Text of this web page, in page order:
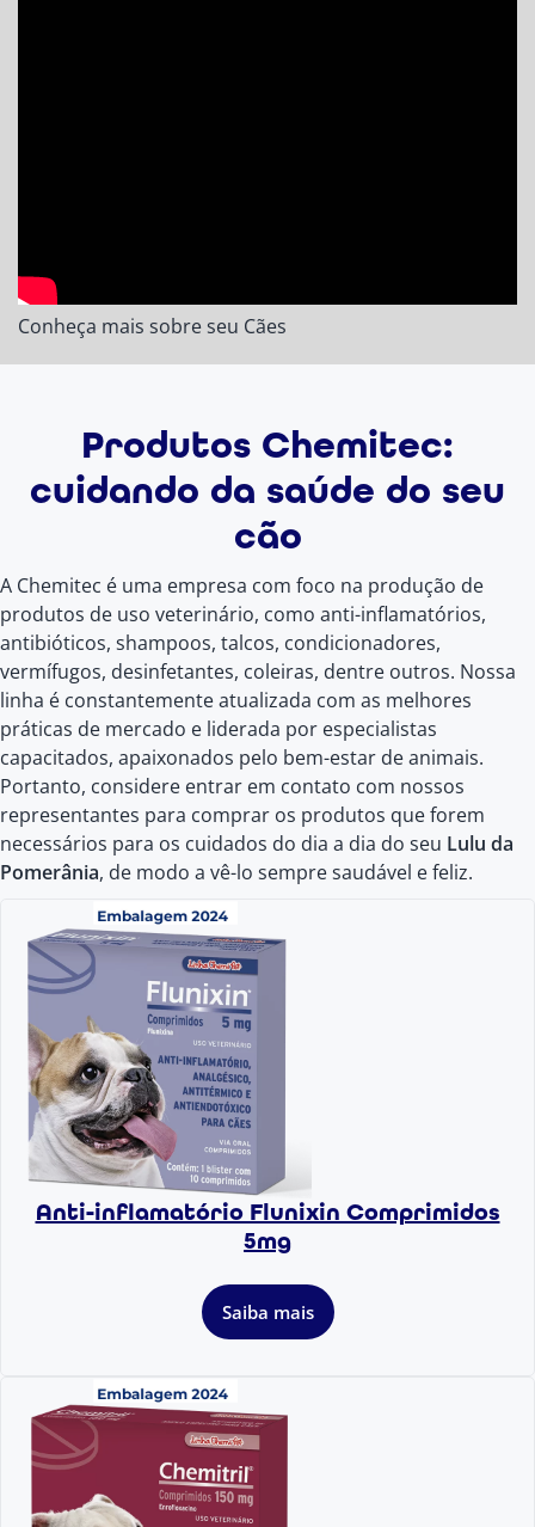
Conheça mais sobre seu Cães
Produtos Chemitec:
cuidando da saúde do seu
cão
A Chemitec é uma empresa com foco na produção de
produtos de uso veterinário, como anti-inflamatórios,
antibióticos, shampoos, talcos, condicionadores,
vermífugos, desinfetantes, coleiras, dentre outros. Nossa
linha é constantemente atualizada com as melhores
práticas de mercado e liderada por especialistas
capacitados, apaixonados pelo bem-estar de animais.
Portanto, considere entrar em contato com nossos
representantes para comprar os produtos que forem
necessários para os cuidados do dia a dia do seu Lulu da
Pomerânia, de modo a vê-lo sempre saudável e feliz.
Anti-inflamatório Flunixin Comprimidos
5mg
Saiba mais